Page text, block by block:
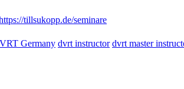
tillsukopp.de/seminare
Germany dvrt instructor dvrt master